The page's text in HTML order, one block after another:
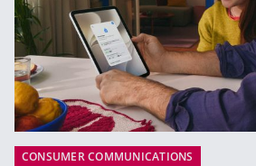
CONSUMER COMMUNICATIONS